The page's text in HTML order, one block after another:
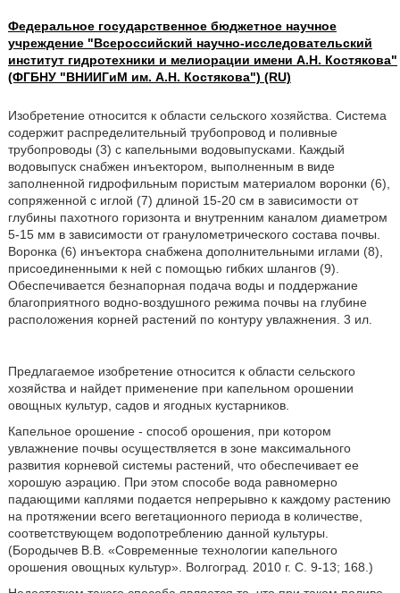
Федеральное государственное бюджетное научное
учреждение "Всероссийский научно-исследовательский
институт гидротехники и мелиорации имени А.Н. Костякова"
(ФГБНУ "ВНИИГиМ им. А.Н. Костякова") (RU)
Изобретение относится к области сельского хозяйства. Система
содержит распределительный трубопровод и поливные
трубопроводы (3) с капельными водовыпусками. Каждый
водовыпуск снабжен инъектором, выполненным в виде
заполненной гидрофильным пористым материалом воронки (6),
сопряженной с иглой (7) длиной 15-20 см в зависимости от
глубины пахотного горизонта и внутренним каналом диаметром
5-15 мм в зависимости от гранулометрического состава почвы.
Воронка (6) инъектора снабжена дополнительными иглами (8),
присоединенными к ней с помощью гибких шлангов (9).
Обеспечивается безнапорная подача воды и поддержание
благоприятного водно-воздушного режима почвы на глубине
расположения корней растений по контуру увлажнения. 3 ил.
Предлагаемое изобретение относится к области сельского
хозяйства и найдет применение при капельном орошении
овощных культур, садов и ягодных кустарников.
Капельное орошение - способ орошения, при котором
увлажнение почвы осуществляется в зоне максимального
развития корневой системы растений, что обеспечивает ее
хорошую аэрацию. При этом способе вода равномерно
падающими каплями подается непрерывно к каждому растению
на протяжении всего вегетационного периода в количестве,
соответствующем водопотреблению данной культуры.
(Бородычев В.В. «Современные технологии капельного
орошения овощных культур». Волгоград. 2010 г. С. 9-13; 168.)